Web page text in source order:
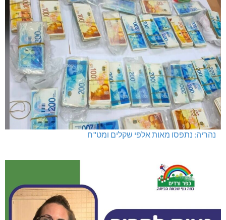
נהריה: נתפסו מאות אלפי שקלים ומט"ח